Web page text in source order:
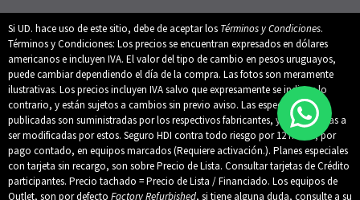
Si UD. hace uso de este sitio, debe de aceptar los Términos y Condiciones.
Términos y Condiciones: Los precios se encuentran expresados en dólares
americanos e incluyen IVA. El valor del tipo de cambio en pesos uruguayos,
puede cambiar dependiendo el día de la compra. Las fotos son meramente
ilustrativas. Los precios incluyen IVA salvo que expresamente se indique lo
contrario, y están sujetos a cambios sin previo aviso. Las especificaciones
publicadas son suministradas por los respectivos fabricantes, y están sujetas a
ser modificadas por estos. Seguro HDI contra todo riesgo por 12 meses, por
pago contado, en equipos marcados (Requiere activación.). Planes especiales
con tarjeta sin recargo, son sobre Precio de Lista. Consultar tarjetas de Crédito
participantes. Precio tachado = Precio de Lista / Financiado. Los equipos de
Outlet, son por defecto Factory Refurbished, si tiene alguna duda, consulte a su